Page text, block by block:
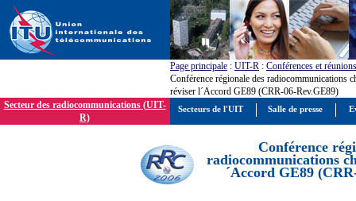
Page principale : UIT-R : Conférences et réunions
Conférence régionale des radiocommunications
réviser l´Accord GE89 (CRR-06-Rev.GE89)
Secteur des radiocommunications (UIT-
R)
Conférence
radiocommunications
´Accord GE89
Secteurs de l'UIT Salle de presse